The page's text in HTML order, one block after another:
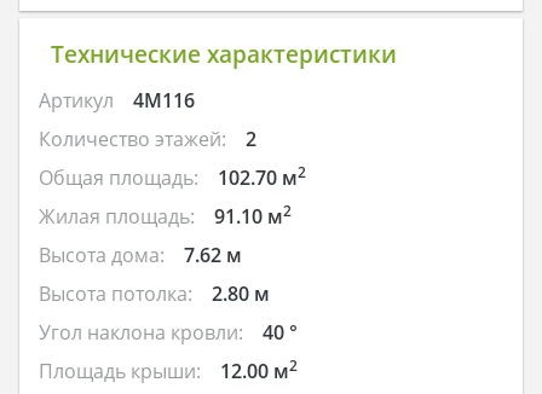
Технические характеристики
Артикул
4M116
Количество этажей:
2
Общая площадь:
102.70 м2
Жилая площадь: 91.10 м2
Высота дома:
7.62 м
Высота потолка:
2.80 м
Угол наклона кровли:
40 °
Площадь крыши:
12.00 м2